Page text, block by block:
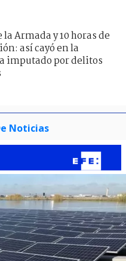
la Armada y 10 horas de
así cayó en la
imputado por delitos
Noticias